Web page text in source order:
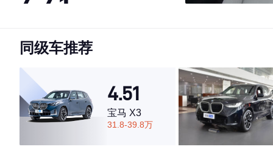
·外观表现较为优秀，优于77%同级车
·空间表现一般，低于96%同级车
同级车推荐
4.51
宝马 X3
31.8-39.8万